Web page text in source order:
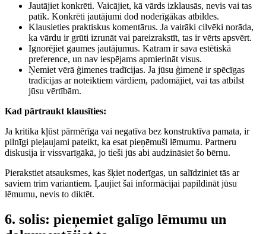
Jautājiet konkrēti. Vaicājiet, kā vārds izklausās, nevis vai tas
patīk. Konkrēti jautājumi dod noderīgākas atbildes.
Klausieties praktiskus komentārus. Ja vairāki cilvēki norāda,
ka vārdu ir grūti izrunāt vai pareizrakstīt, tas ir vērts apsvērt.
Ignorējiet gaumes jautājumus. Katram ir sava estētiskā
preference, un nav iespējams apmierināt visus.
Ņemiet vērā ģimenes tradīcijas. Ja jūsu ģimenē ir spēcīgas
tradīcijas ar noteiktiem vārdiem, padomājiet, vai tas atbilst
jūsu vērtībām.
Kad pārtraukt klausīties:
Ja kritika kļūst pārmērīga vai negatīva bez konstruktīva pamata, ir
pilnīgi pieļaujami pateikt, ka esat pieņēmuši lēmumu. Partneru
diskusija ir vissvarīgākā, jo tieši jūs abi audzināsiet šo bērnu.
Pierakstiet atsauksmes, kas šķiet noderīgas, un salīdziniet tās ar
saviem trim variantiem. Ļaujiet šai informācijai papildināt jūsu
lēmumu, nevis to diktēt.
6. solis: pieņemiet galīgo lēmumu un